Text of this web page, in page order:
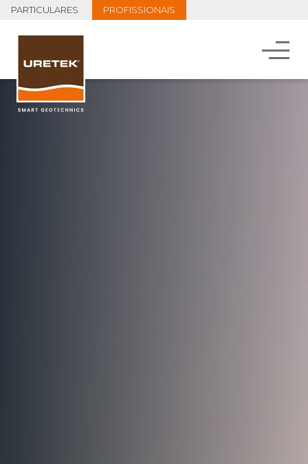
PARTICULARES PROFISSIONAIS